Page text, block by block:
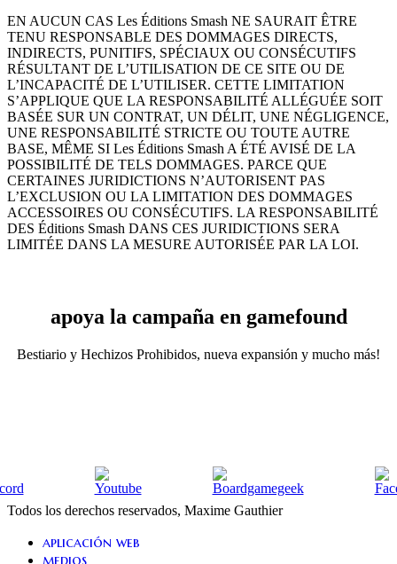
EN AUCUN CAS Les Éditions Smash NE SAURAIT ÊTRE
TENU RESPONSABLE DES DOMMAGES DIRECTS,
INDIRECTS, PUNITIFS, SPÉCIAUX OU CONSÉCUTIFS
RÉSULTANT DE L’UTILISATION DE CE SITE OU DE
L’INCAPACITÉ DE L’UTILISER. CETTE LIMITATION
S’APPLIQUE QUE LA RESPONSABILITÉ ALLÉGUÉE SOIT
BASÉE SUR UN CONTRAT, UN DÉLIT, UNE NÉGLIGENCE,
UNE RESPONSABILITÉ STRICTE OU TOUTE AUTRE
BASE, MÊME SI Les Éditions Smash A ÉTÉ AVISÉ DE LA
POSSIBILITÉ DE TELS DOMMAGES. PARCE QUE
CERTAINES JURIDICTIONS N’AUTORISENT PAS
L’EXCLUSION OU LA LIMITATION DES DOMMAGES
ACCESSOIRES OU CONSÉCUTIFS. LA RESPONSABILITÉ
DES Éditions Smash DANS CES JURIDICTIONS SERA
LIMITÉE DANS LA MESURE AUTORISÉE PAR LA LOI.
apoya la campaña en gamefound
Bestiario y Hechizos Prohibidos, nueva expansión y mucho más!
Todos los derechos reservados, Maxime Gauthier
Close
Menu
aplicación web
medios